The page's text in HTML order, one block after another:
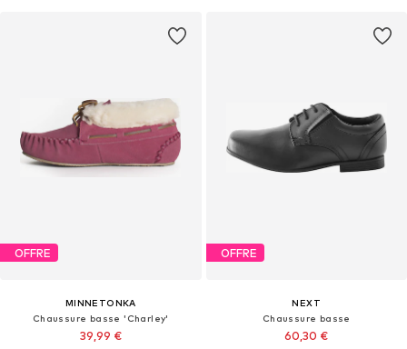
OFFRE
MINNETONKA
Chaussure basse 'Charley'
39,99 €
OFFRE
NEXT
Chaussure basse
60,30 €